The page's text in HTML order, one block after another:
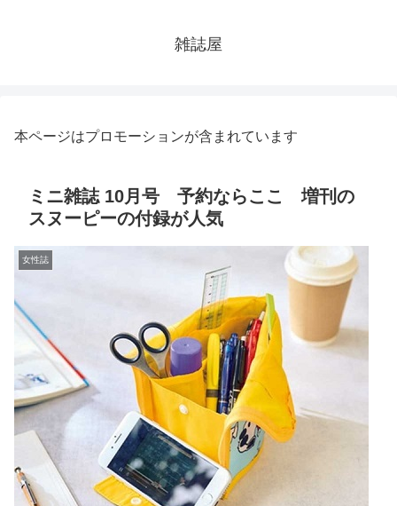
雑誌屋
本ページはプロモーションが含まれています
ミニ雑誌 10月号 予約ならここ 増刊の
スヌーピーの付録が人気
女性誌